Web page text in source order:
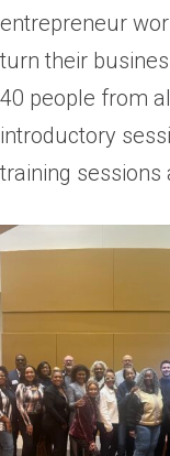
entrepreneur
turn their
40 people from
introductory
training sessions